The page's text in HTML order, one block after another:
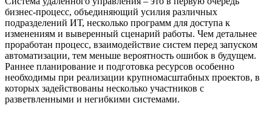
бизнес-процесс, объединяющий усилия различных
подразделений ИТ, несколько программ для доступа к
изменениям и выверенный сценарий работы. Чем детальнее
проработан процесс, взаимодействие систем перед запуском
автоматизации, тем меньше вероятность ошибок в будущем.
Раннее планирование и подготовка ресурсов особенно
необходимы при реализации крупномасштабных проектов, в
которых задействованы несколько участников с
разветвленными и негибкими системами.